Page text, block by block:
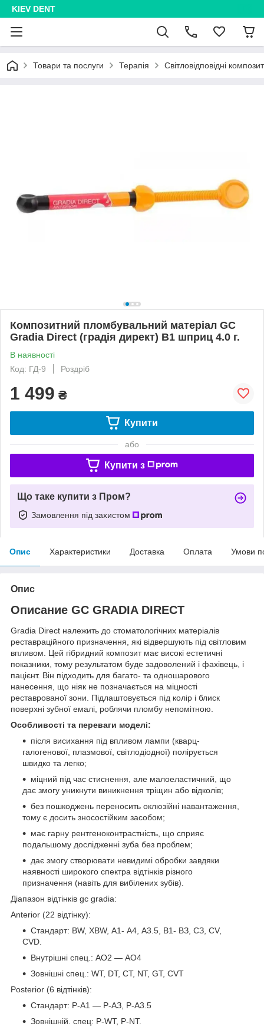
KIEV DENT
Товари та послуги Терапія Світловідповідні
Композитний пломбувальний матеріал GC
Gradia Direct (градія директ) B1 шприц 4.0 г.
В наявності
Код: ГД-9
Роздріб
1 499 ₴
Купити
або
Купити з
Що таке купити з Пром?
Замовлення під захистом
Опис Характеристики Доставка Оплата Умови
Опис
Описание GC GRADIA DIRECT
Gradia Direct належить до стоматологічних матеріалів
реставраційного призначення, які відвершують під світловим
впливом. Цей гібридний композит має високі естетичні
показники, тому результатом буде задоволений і фахівець, і
пацієнт. Він підходить для багато- та одношарового
нанесення, що ніяк не позначається на міцності
реставрованої зони. Підлаштовується під колір і блиск
поверхні зубної емалі, роблячи пломбу непомітною.
Особливості та переваги моделі:
після висихання під впливом лампи (кварц-
галогенової, плазмової, світлодіодної) полірується
швидко та легко;
міцний під час стиснення, але малоеластичний, що
дає змогу уникнути виникнення тріщин або відколів;
без пошкоджень переносить оклюзійні навантаження,
тому є досить зносостійким засобом;
має гарну рентгеноконтрастність, що сприяє
подальшому дослідженні зуба без проблем;
дає змогу створювати невидимі обробки завдяки
наявності широкого спектра відтінків різного
призначення (навіть для вибілених зубів).
Діапазон відтінків gc gradia:
Anterior (22 відтінку):
Стандарт: BW, XBW, А1- A4, А3.5, В1- ВЗ, СЗ, CV,
CVD.
Внутрішні спец.: АО2 — АО4
Зовнішні спец.: WT, DT, СТ, NT, GT, CVT
Posterior (6 відтінків):
Стандарт: Р-А1 — Р-АЗ, Р-А3.5
Зовнішній. спец: P-WT, P-NT.